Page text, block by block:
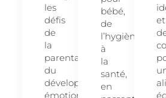
les
défis
de
la
parentalité,
du
développement
émotionnel
bébé,
de
l’hygiène
à
la
santé,
en
et